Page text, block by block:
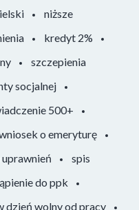
niższe
kredyt 2%
szczepienia
socjalnej
500+
o emeryturę
spis
do ppk
dzień wolny od pracy